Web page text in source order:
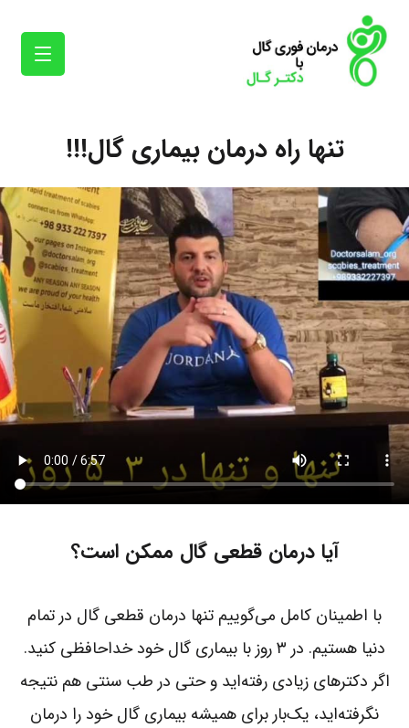
تنها راه درمان بیماری گال!!!
آیا درمان قطعی گال ممکن است؟
با اطمینان کامل می‌گوییم تنها درمان قطعی گال در تمام
دنیا هستیم. در ۳ روز با بیماری گال خود خداحافظی کنید.
اگر دکترهای زیادی رفته‌اید و حتی در طب سنتی هم نتیجه
نگرفته‌اید، یک‌بار برای همیشه بیماری گال خود را درمان